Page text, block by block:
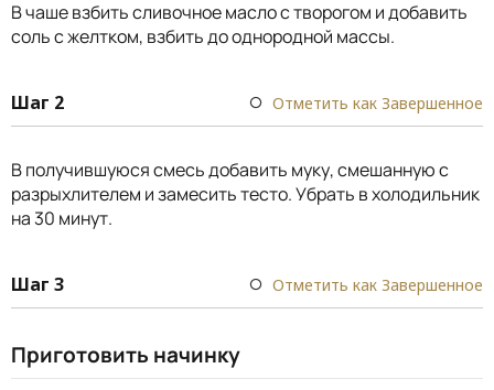
В чаше взбить сливочное масло с творогом и добавить
соль с желтком, взбить до однородной массы.
Шаг 2 Отметить как Завершенное
В получившуюся смесь добавить муку, смешанную с
разрыхлителем и замесить тесто. Убрать в холодильник
на 30 минут.
Шаг 3 Отметить как Завершенное
Приготовить начинку